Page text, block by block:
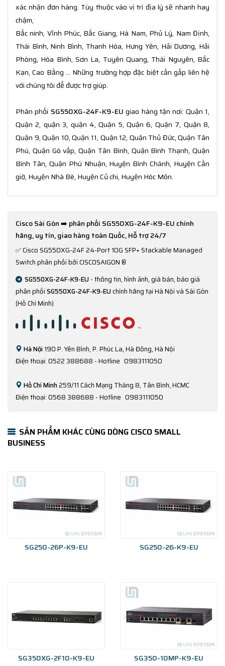
xác nhận đơn hàng. Tùy thuộc vào vị trí địa lý sẽ nhanh hay
chậm,
Bắc ninh, Vĩnh Phúc, Bắc Giang, Hà Nam, Phủ Lý, Nam Định,
Thái Bình, Ninh Bình, Thanh Hóa, Hưng Yên, Hải Dương, Hải
Phòng, Hòa Bình, Sơn La, Tuyên Quang, Thái Nguyên, Bắc
Kạn, Cao Bằng ... Những trường hợp đặc biệt cần gấp liên hệ
với chúng tôi để được trợ giúp.
Phân phối SG550XG-24F-K9-EU giao hàng tận nơi: Quận 1,
Quận 2, quận 3, quận 4, Quận 5, Quận 6, Quận 7, Quận 8,
Quận 9, Quận 10, Quận 11, Quận 12, Quận Thủ Đức, Quận Tân
Phú, Quận Gò vấp, Quận Tân Bình, Quận Bình Thạnh, Quận
Bình Tân, Quận Phú Nhuận, Huyện Bình Chánh, Huyện Cần
giờ, Huyện Nhà Bè, Huyện Củ chi, Huyện Hóc Môn.
Cisco Sài Gòn ➡️ phân phối SG550XG-24F-K9-EU chính
hãng, uy tín, giao hàng toàn Quốc, Hỗ trợ 24/7
✅Cisco SG550XG-24F 24-Port 10G SFP+ Stackable Managed
Switch phân phối bởi CISCOSAIGON ®
SG550XG-24F-K9-EU - thông tin, hình ảnh, giá bán, báo giá
phân phốiSG550XG-24F-K9-EUchính hãng tại Hà Nội và Sài Gòn
(Hồ Chí Minh)
Hà Nội190 P. Yên Bình, P. Phúc La, Hà Đông, Hà Nội
Điện thoại: 0522 388688 - Hotline 0983111050
Hồ Chí Minh259/11 Cách Mạng Tháng 8, Tân Bình, HCMC
Điện thoại: 0568 388688 - Hotline 0983111050
SẢN PHẨM KHÁC CÙNG DÒNG CISCO SMALL
BUSINESS
SG250-26P-K9-EU SG250-26-K9-EU
SG350XG-2F10-K9-EU SG350-10MP-K9-EU